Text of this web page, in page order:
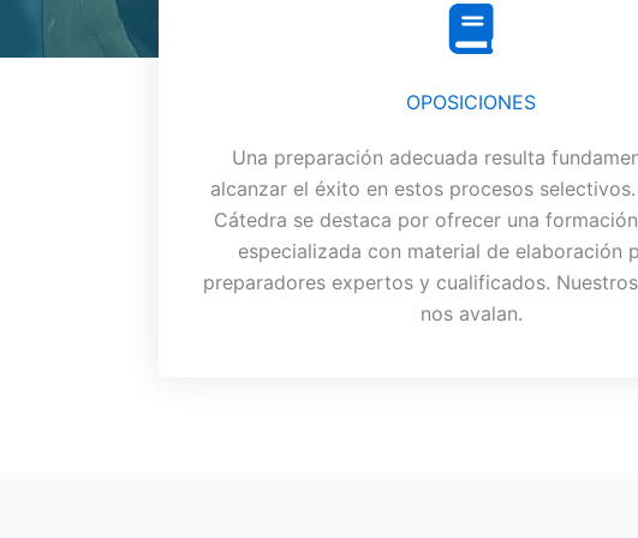
OPOSICIONES
Una preparación adecuada resulta
alcanzar el éxito en estos procesos
Cátedra se destaca por ofrecer una
especializada con material de elaboración
preparadores expertos y cualificados.
nos avalan.